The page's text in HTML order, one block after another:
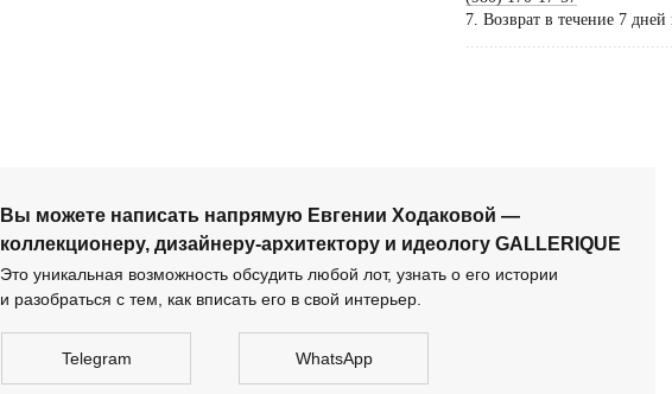
7. Возврат в течение 7 дней
Telegram WhatsApp
Это уникальная возможность обсудить любой лот, узнать о его истории
и разобраться с тем, как вписать его в свой интерьер.
Вы можете написать напрямую Евгении Ходаковой —
коллекционеру, дизайнеру-архитектору и идеологу GALLERIQUE